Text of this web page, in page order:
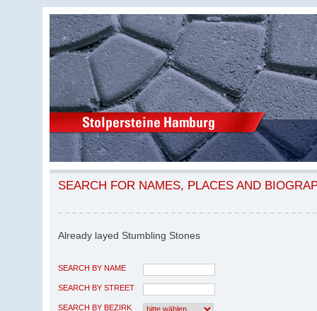
SEARCH FOR NAMES, PLACES AND
Already layed Stumbling Stones
SEARCH BY NAME
SEARCH BY STREET
SEARCH BY BEZIRK